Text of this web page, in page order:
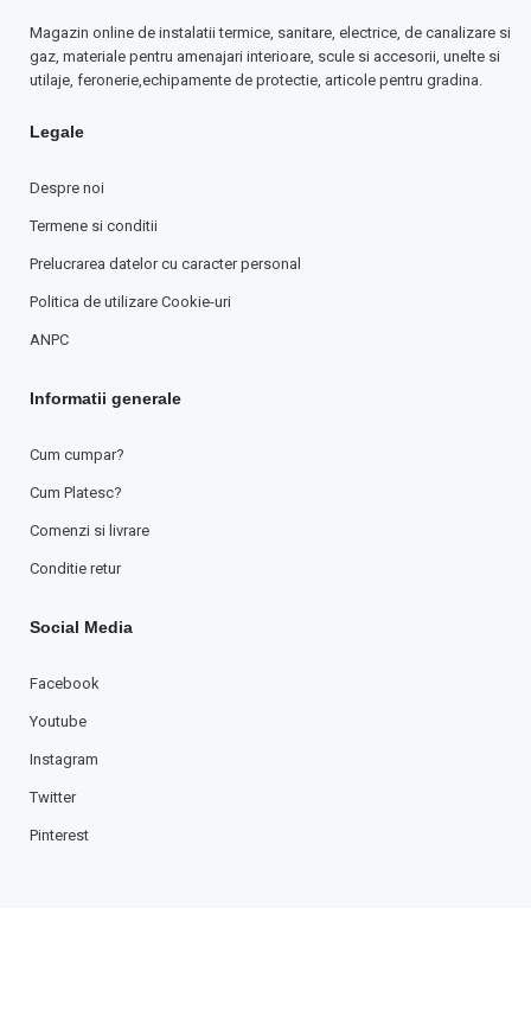
Magazin online de instalatii termice, sanitare, electrice, de canalizare si
gaz, materiale pentru amenajari interioare, scule si accesorii, unelte si
utilaje, feronerie,echipamente de protectie, articole pentru gradina.
Legale
Despre noi
Termene si conditii
Prelucrarea datelor cu caracter personal
Politica de utilizare Cookie-uri
ANPC
Informatii generale
Cum cumpar?
Cum Platesc?
Comenzi si livrare
Conditie retur
Social Media
Facebook
Youtube
Instagram
Twitter
Pinterest